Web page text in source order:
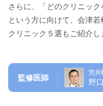
さらに、「どのクリニック
という方に向けて、会津
クリニック５選もご紹介し
監修医師
荒井
野